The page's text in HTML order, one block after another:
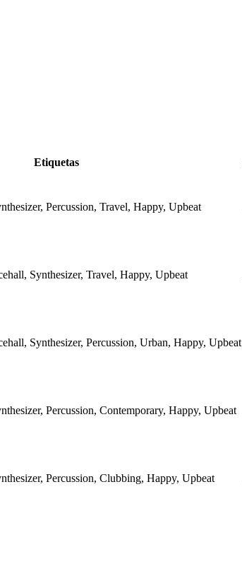
Etiquetas
Percussion, Travel, Happy, Upbeat
Synthesizer, Travel, Happy, Upbeat
Synthesizer, Percussion, Urban, Happy, Upbeat
Percussion, Contemporary, Happy, Upbeat
Percussion, Clubbing, Happy, Upbeat